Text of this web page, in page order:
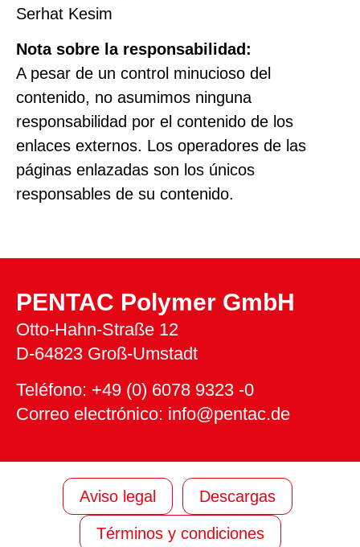
Serhat Kesim
Nota sobre la responsabilidad:
A pesar de un control minucioso del
contenido, no asumimos ninguna
responsabilidad por el contenido de los
enlaces externos. Los operadores de las
páginas enlazadas son los únicos
responsables de su contenido.
PENTAC Polymer GmbH
Otto-Hahn-Straße 12
D-64823 Groß-Umstadt
Teléfono: +49 (0) 6078 9323 -0
Correo electrónico: info@pentac.de
Aviso legal Descargas
Términos y condiciones